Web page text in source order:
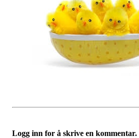
Logg inn for å skrive en kommentar.